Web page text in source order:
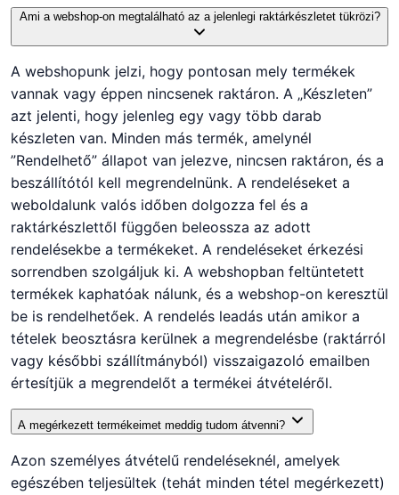
Ami a webshop-on megtalálható az a jelenlegi raktárkészletet tükrözi?
A webshopunk jelzi, hogy pontosan mely termékek
vannak vagy éppen nincsenek raktáron. A „Készleten”
azt jelenti, hogy jelenleg egy vagy több darab
készleten van. Minden más termék, amelynél
”Rendelhető” állapot van jelezve, nincsen raktáron, és a
beszállítótól kell megrendelnünk. A rendeléseket a
weboldalunk valós időben dolgozza fel és a
raktárkészlettől függően beleossza az adott
rendelésekbe a termékeket. A rendeléseket érkezési
sorrendben szolgáljuk ki. A webshopban feltüntetett
termékek kaphatóak nálunk, és a webshop-on keresztül
be is rendelhetőek. A rendelés leadás után amikor a
tételek beosztásra kerülnek a megrendelésbe (raktárról
vagy későbbi szállítmányból) visszaigazoló emailben
értesítjük a megrendelőt a termékei átvételéről.
A megérkezett termékeimet meddig tudom átvenni?
Azon személyes átvételű rendeléseknél, amelyek
egészében teljesültek (tehát minden tétel megérkezett)